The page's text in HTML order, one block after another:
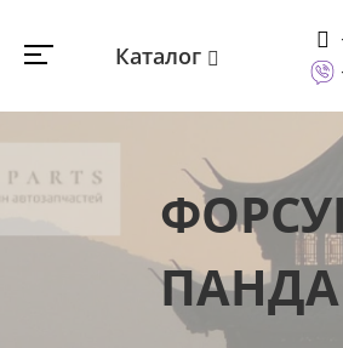
Каталог
ПАНДА